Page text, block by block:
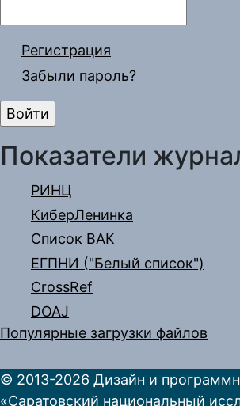
Регистрация
Забыли пароль?
Показатели
РИНЦ
КиберЛенинка
Список ВАК
ЕГПНИ ("Белый список")
CrossRef
DOAJ
Популярные загрузки файлов
© 2013-2026 Дизайн и
«Саратовский национальный